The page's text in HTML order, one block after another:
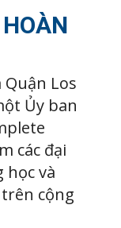
Los
Ủy ban
các đại
học và
cộng